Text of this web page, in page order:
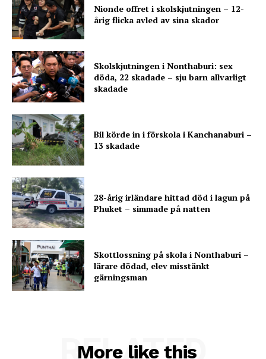
Nionde offret i skolskjutningen – 12-
årig flicka avled av sina skador
Skolskjutningen i Nonthaburi: sex
döda, 22 skadade – sju barn allvarligt
skadade
Bil körde in i förskola i Kanchanaburi –
13 skadade
28-årig irländare hittad död i lagun på
Phuket – simmade på natten
Skottlossning på skola i Nonthaburi –
lärare dödad, elev misstänkt
gärningsman
More like this